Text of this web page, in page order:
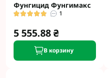
Фунгицид Фунгимакс
1
5 555.88 ₴
В корзину